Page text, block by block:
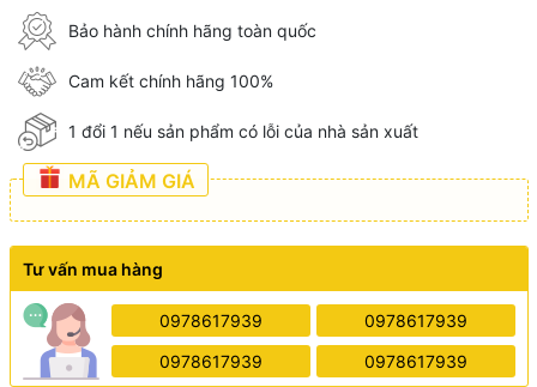
Bảo hành chính hãng toàn quốc
Cam kết chính hãng 100%
1 đổi 1 nếu sản phẩm có lỗi của nhà sản xuất
MÃ GIẢM GIÁ
Tư vấn mua hàng
0978617939 0978617939
0978617939 0978617939